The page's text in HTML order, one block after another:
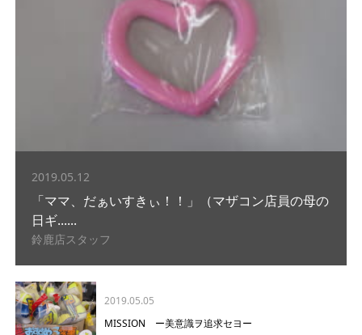
2019.05.12
「ママ、だぁいすきぃ！！」（マザコン店員の母の
日ギ......
鈴鹿店スタッフ
2019.05.05
MISSION ー美意識ヲ追求セヨー